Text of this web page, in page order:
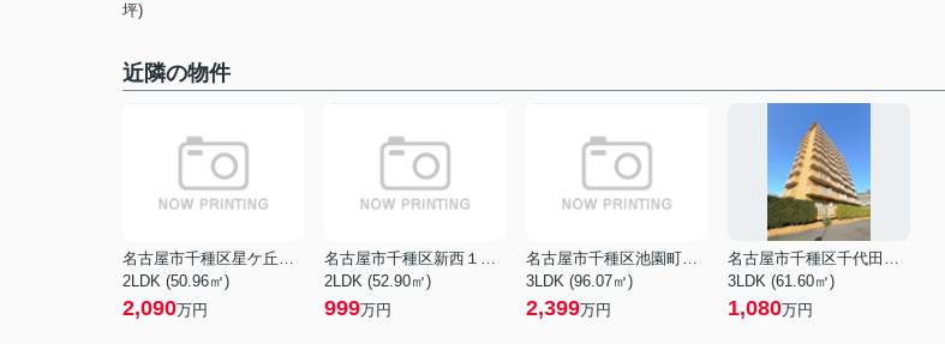
坪)
近隣の物件
名古屋市千種区星ケ丘２丁目
2LDK (50.96㎡)
2,090万円
名古屋市千種区新西１丁目
2LDK (52.90㎡)
999万円
名古屋市千種区池園町２丁目
3LDK (96.07㎡)
2,399万円
名古屋市千種区千代田橋２丁目
3LDK (61.60㎡)
1,080万円